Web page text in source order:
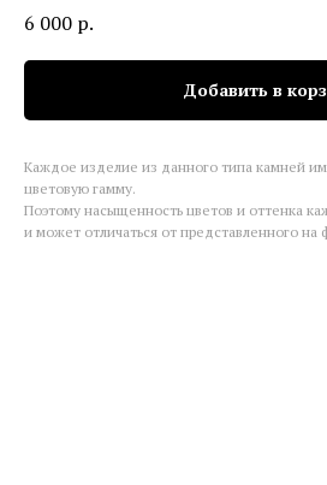
6 000 р.
Добавить в
Каждое изделие из данного типа камней
цветовую гамму.
Поэтому насыщенность цветов и оттенка
и может отличаться от представленного на